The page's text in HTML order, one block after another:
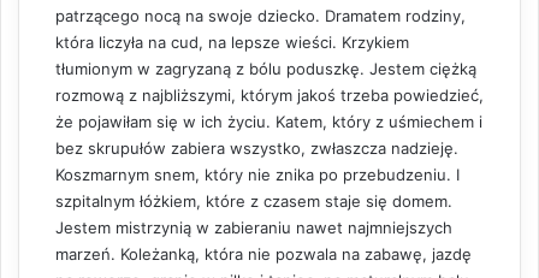
patrzącego nocą na swoje dziecko. Dramatem rodziny,
która liczyła na cud, na lepsze wieści. Krzykiem
tłumionym w zagryzaną z bólu poduszkę. Jestem ciężką
rozmową z najbliższymi, którym jakoś trzeba powiedzieć,
że pojawiłam się w ich życiu. Katem, który z uśmiechem i
bez skrupułów zabiera wszystko, zwłaszcza nadzieję.
Koszmarnym snem, który nie znika po przebudzeniu. I
szpitalnym łóżkiem, które z czasem staje się domem.
Jestem mistrzynią w zabieraniu nawet najmniejszych
marzeń. Koleżanką, która nie pozwala na zabawę, jazdę